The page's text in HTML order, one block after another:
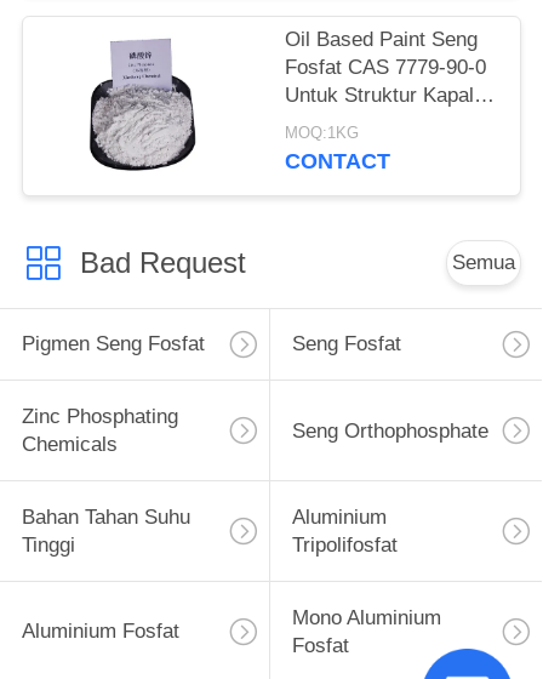
Oil Based Paint Seng
Fosfat CAS 7779-90-0
Untuk Struktur Kapal
Dan Baja Lindungi
MOQ:1KG
CONTACT
Bad Request Semua
Pigmen Seng Fosfat Seng Fosfat
Zinc Phosphating
Chemicals
Seng Orthophosphate
Bahan Tahan Suhu
Tinggi
Aluminium
Tripolifosfat
Aluminium Fosfat
Mono Aluminium
Fosfat